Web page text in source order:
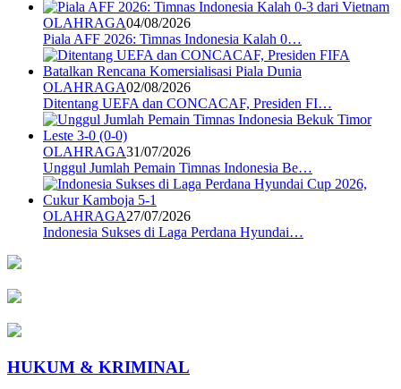
OLAHRAGA04/08/2026
Piala AFF 2026: Timnas Indonesia Kalah 0…
OLAHRAGA02/08/2026
Ditentang UEFA dan CONCACAF, Presiden FI…
OLAHRAGA31/07/2026
Unggul Jumlah Pemain Timnas Indonesia Be…
OLAHRAGA27/07/2026
Indonesia Sukses di Laga Perdana Hyundai…
HUKUM & KRIMINAL